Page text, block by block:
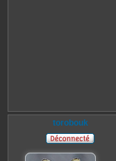
torobouk